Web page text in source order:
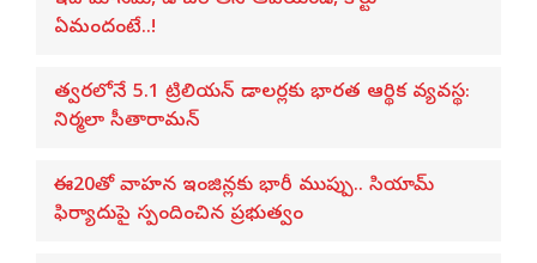
ఏమందంటే..!
త్వరలోనే 5.1 ట్రిలియన్ డాలర్లకు భారత ఆర్థిక వ్యవస్థ:
నిర్మలా సీతారామన్
ఈ20తో వాహన ఇంజిన్లకు భారీ ముప్పు.. సియామ్
ఫిర్యాదుపై స్పందించిన ప్రభుత్వం